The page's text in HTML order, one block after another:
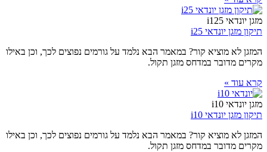
מזגן יונדאי i125
תיקון מזגן יונדאי i25
המזגן לא מוציא קור? במאמר הבא נלמד על גורמים נפוצים לכך, וכן באילו
מקרים מדובר במדחס מזגן תקול.
קרא עוד »
מזגן יונדאי i10
תיקון מזגן יונדאי i10
המזגן לא מוציא קור? במאמר הבא נלמד על גורמים נפוצים לכך, וכן באילו
מקרים מדובר במדחס מזגן תקול.